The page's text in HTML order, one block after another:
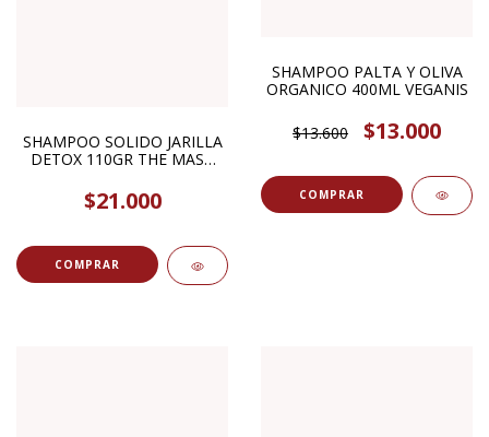
SHAMPOO SOLIDO JARILLA
DETOX 110GR THE MASH
$21.000
SHAMPOO PALTA Y OLIVA
ORGANICO 400ML VEGANIS
$13.600 $13.000